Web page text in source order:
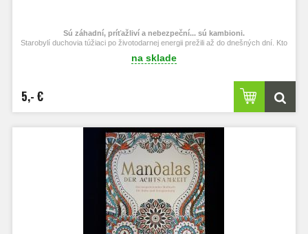
Sú záhadní, príťažliví a nebezpeční... sú kambioni.
Starobylí duchovia túžiaci po životodarnej energii prežili až do dnešných dní. Kto
na sklade
5,- €